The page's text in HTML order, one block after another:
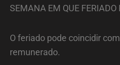
SEMANA EM QUE
O feriado pode coincidir
remunerado.